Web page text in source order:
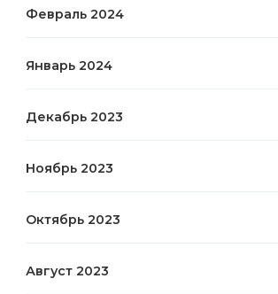
Февраль 2024
Январь 2024
Декабрь 2023
Ноябрь 2023
Октябрь 2023
Август 2023